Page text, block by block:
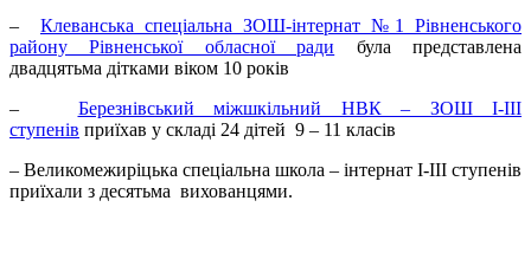
– Клеванська спеціальна ЗОШ-інтернат №1 Рівненського
району Рівненської обласної ради була представлена
двадцятьма дітками віком 10 років
– Березнівський міжшкільний НВК – ЗОШ І-ІІІ
ступенів приїхав у складі 24 дітей 9 – 11 класів
– Великомежиріцька спеціальна школа – інтернат І-ІІІ ступенів
приїхали з десятьма вихованцями.